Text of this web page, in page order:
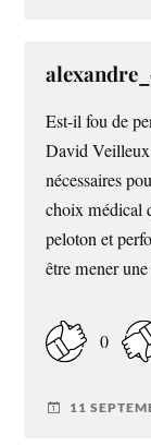
Est-il fou de
David Veilleux
nécessaires
choix médical
peloton et
être mener
0
11